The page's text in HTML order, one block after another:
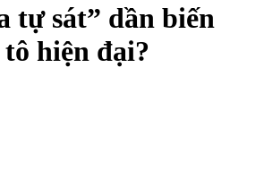
tự sát” dần biến
hiện đại?